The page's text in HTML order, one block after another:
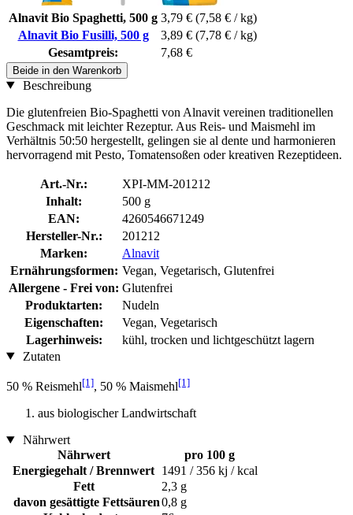
Alnavit Bio Spaghetti, 500 g 3,79 € (7,58 € / kg)
Alnavit Bio Fusilli, 500 g
3,89 € (7,78 € / kg)
Gesamtpreis:
7,68 €
Beide in den Warenkorb
Beschreibung
Die glutenfreien Bio-Spaghetti von Alnavit vereinen traditionellen
Geschmack mit leichter Rezeptur. Aus Reis- und Maismehl im
Verhältnis 50:50 hergestellt, gelingen sie al dente und harmonieren
hervorragend mit Pesto, Tomatensoßen oder kreativen Rezeptideen.
Art.-Nr.:
XPI-MM-201212
Inhalt:
500 g
EAN:
4260546671249
Hersteller-Nr.:
201212
Marken:
Alnavit
Ernährungsformen: Vegan, Vegetarisch, Glutenfrei
Allergene - Frei von: Glutenfrei
Produktarten:
Nudeln
Eigenschaften:
Vegan, Vegetarisch
Lagerhinweis:
kühl, trocken und lichtgeschützt lagern
Zutaten
50 % Reismehl[1], 50 % Maismehl[1]
aus biologischer Landwirtschaft
Nährwert
Nährwert
pro 100 g
Energiegehalt / Brennwert 1491 / 356 kj / kcal
Fett
2,3 g
davon gesättigte Fettsäuren0,8 g